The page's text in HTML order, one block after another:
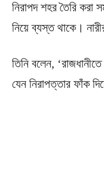
নিরাপদ শহর তৈরি
নিয়ে ব্যস্ত থাকে।
তিনি বলেন,
যেন নিরাপত্তার ফাঁক